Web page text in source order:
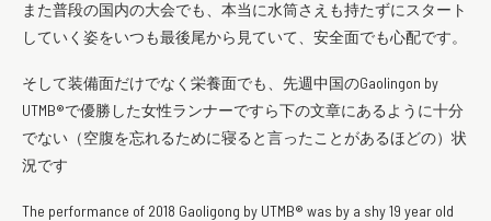
また普段の国内の大会でも、本当に水筒さえも持たずにスタート
していく姿をいつも最後尾から見ていて、安全面でも心配です。
そして装備面だけでなく栄養面でも、先週中国のGaolingon by
UTMB®で優勝した女性ランナーですら下の文章にあるように十分
でない（空腹を忘れるために寝ると言ったことがあるほどの）状
況です
The performance of 2018 Gaoligong by UTMB® was by a shy 19 year old